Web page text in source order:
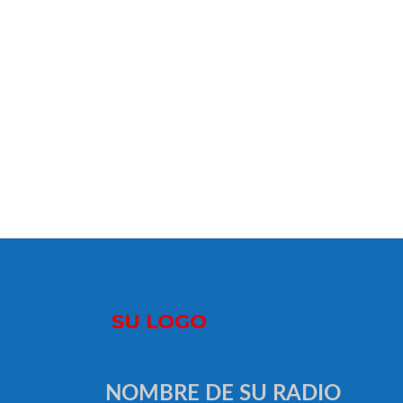
NOMBRE DE SU RADIO